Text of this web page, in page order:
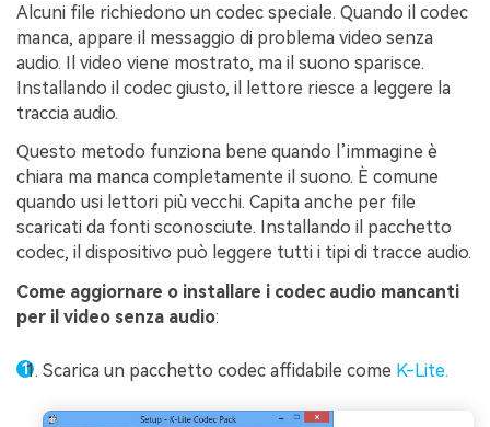
Alcuni file richiedono un codec speciale. Quando il codec
manca, appare il messaggio di problema video senza
audio. Il video viene mostrato, ma il suono sparisce.
Installando il codec giusto, il lettore riesce a leggere la
traccia audio.
Questo metodo funziona bene quando l’immagine è
chiara ma manca completamente il suono. È comune
quando usi lettori più vecchi. Capita anche per file
scaricati da fonti sconosciute. Installando il pacchetto
codec, il dispositivo può leggere tutti i tipi di tracce audio.
Come aggiornare o installare i codec audio mancanti
per il video senza audio:
Scarica un pacchetto codec affidabile come K-Lite.